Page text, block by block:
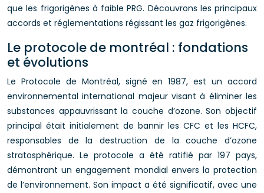
que les frigorigènes à faible PRG. Découvrons les principaux
accords et réglementations régissant les gaz frigorigènes.
Le protocole de montréal : fondations
et évolutions
Le Protocole de Montréal, signé en 1987, est un accord
environnemental international majeur visant à éliminer les
substances appauvrissant la couche d’ozone. Son objectif
principal était initialement de bannir les CFC et les HCFC,
responsables de la destruction de la couche d’ozone
stratosphérique. Le protocole a été ratifié par 197 pays,
démontrant un engagement mondial envers la protection
de l’environnement. Son impact a été significatif, avec une